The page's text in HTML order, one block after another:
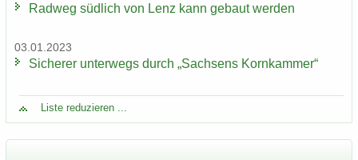
Rad­weg süd­lich von Lenz kann ge­baut wer­den
03.01.2023
Si­che­rer un­ter­wegs durch „Sach­sens Korn­kam­mer“
Liste re­du­zie­ren ...